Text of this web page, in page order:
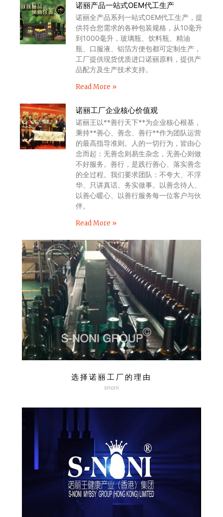
诺丽产品一站式OEM代工生产
诺丽全产品系列一站式OEM代工生产，提
供符合您需求的各种包装规格，从10毫升
到1000毫升，玻璃瓶、饮料瓶、精油
瓶、口服液、铝箔方便包都可定制生产，
工厂提供现货优质进口诺丽原料，提供产
品配方及生产技术支持。
Read More »
诺丽工厂企业核心价值观
诺丽王以**善行天下**为企业核心根基，
秉持**善心、善念、善行**作为团队运营
的最高指导准则。人的一切行为，皆由心
念而起：无善念则易生杂念，无善心则做
不好服务。善行，是践行善心、落实善念
的全过程。我们要求团队：不夸大、不浮
华、只讲真话、务实做事。以善念待人、
以善心暖心、以善行服务每一位客户与伙
伴。
Read More »
选择诺丽工厂的理由
snoni